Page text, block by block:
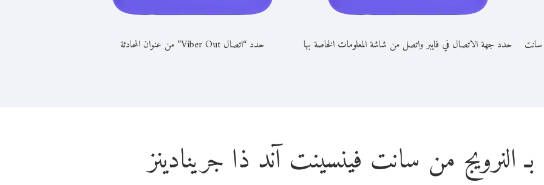
سانت حدد جهة الاتصال في فايبر واتصل من شاشة المعلومات الخاصة بها حدد “اتصال Viber Out” من عنوان المحادثة
النرويج من سانت فينسينت آند ذا جرينادينز